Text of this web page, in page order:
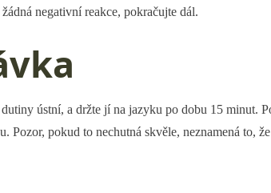
negativní reakce, pokračujte dál.
ústní, a držte jí na jazyku po dobu 15
Pozor, pokud to nechutná skvěle, neznamená to,